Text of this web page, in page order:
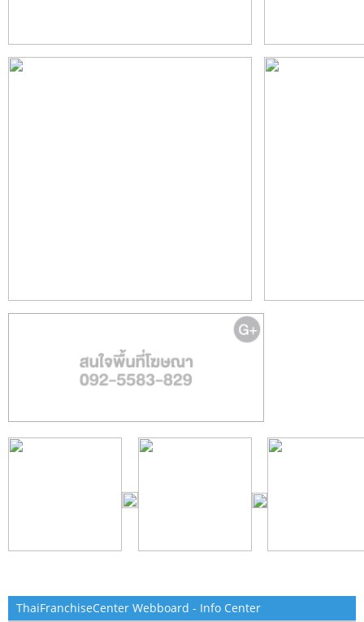
ThaiFranchiseCenter Webboard - Info Center